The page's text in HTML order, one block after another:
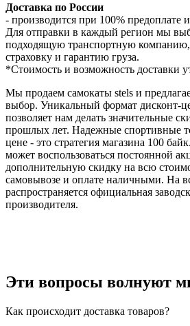
Доставка по России
- производится при 100% предоплате
Для отправки в каждый регион мы
подходящую транспортную компанию,
страховку и гарантию груза.
*Стоимость и возможность доставки
Мы продаем самокаты stels и
выбор. Уникальный формат дисконт-
позволяет нам делать значительные
прошлых лет. Надежные спортивные
цене - это стратегия магазина 100
может воспользоваться постоянной
дополнительную скидку на всю
самовывозе и оплате наличными. На
распространяется официальная
производителя.
Эти вопросы волнуют
Как происходит доставка товаров?